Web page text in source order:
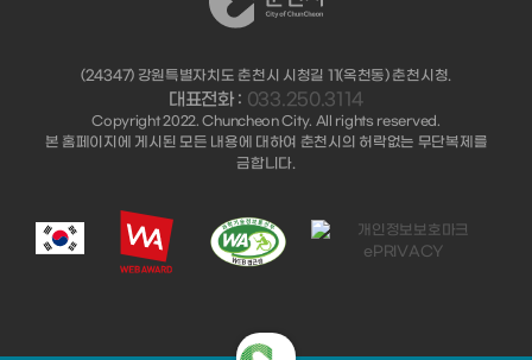
(24347) 강원특별자치도 춘천시 시청길 11(옥천동) 춘천시청.
대표전화 : 033.250.3114
Copyright 2022. Chuncheon City. All rights reserved.
본 홈페이지에 게시된 모든 내용에 대하여 춘천시의 허락없는 무단복제를
금합니다.